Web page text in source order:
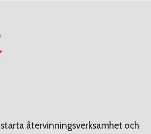
återvinningsverksamhet och